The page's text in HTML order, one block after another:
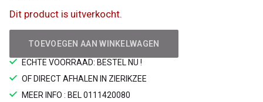
Dit product is uitverkocht.
TOEVOEGEN AAN WINKELWAGEN
ECHTE VOORRAAD: BESTEL NU !
OF DIRECT AFHALEN IN ZIERIKZEE
MEER INFO : BEL 0111420080